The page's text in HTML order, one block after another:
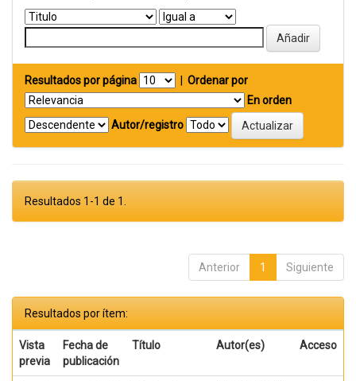
Resultados por página
Ordenar por
En orden
Autor/registro
Resultados 1-1 de 1.
Anterior 1 Siguiente
Resultados por ítem:
Vista
previa
Fecha de
publicación
Título Autor(es) Acceso